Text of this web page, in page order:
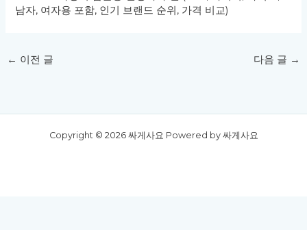
남자, 여자용 포함, 인기 브랜드 순위, 가격 비교)
← 이전 글 다음 글 →
Copyright © 2026 싸게사요 Powered by 싸게사요